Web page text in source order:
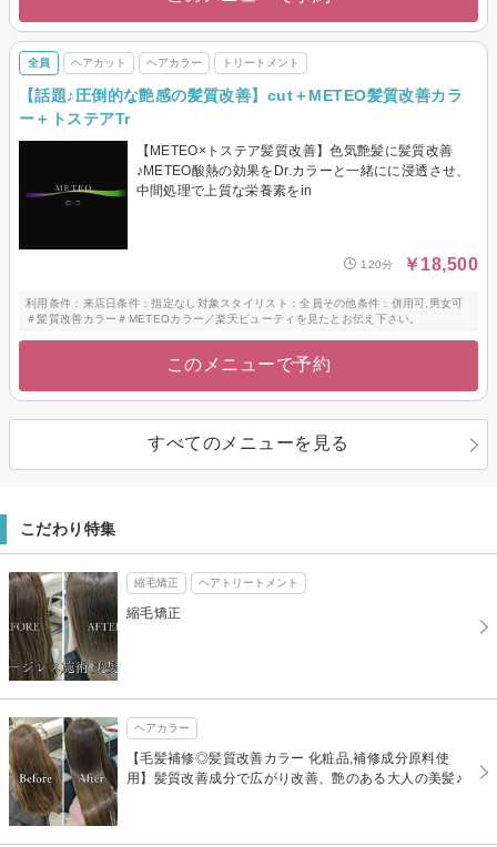
全員 ヘアカット ヘアカラー トリートメント
【話題♪圧倒的な艶感の髪質改善】cut＋METEO髪質改善カラ
ー＋トステアTr
【METEO×トステア髪質改善】色気艶髪に髪質改善
♪METEO酸熱の効果をDr.カラーと一緒にに浸透させ、
中間処理で上質な栄養素をin
120分 ￥18,500
利用条件：来店日条件：指定なし対象スタイリスト：全員その他条件：併用可,男女可
＃髪質改善カラー＃METEOカラー／楽天ビューティを見たとお伝え下さい。
このメニューで予約
すべてのメニューを見る
こだわり特集
縮毛矯正 ヘアトリートメント
縮毛矯正
ヘアカラー
【毛髪補修◎髪質改善カラー 化粧品,補修成分原料使
用】髪質改善成分で広がり改善、艶のある大人の美髪♪